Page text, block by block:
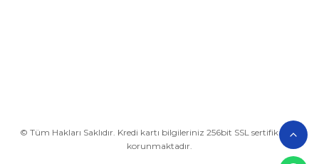
© Tüm Hakları Saklıdır. Kredi kartı bilgileriniz 256bit SSL sertifikası ile
korunmaktadır.